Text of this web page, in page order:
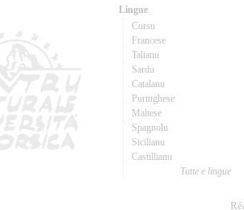
Lingue
Corsu
Francese
Talianu
Sardu
Catalanu
Purtughese
Maltese
Spagnolu
Sicilianu
Castillianu
Tutte e lingue